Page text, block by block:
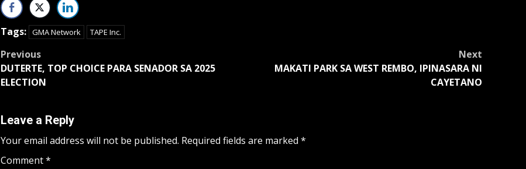
Tags: GMA Network TAPE Inc.
Post
navigation
Previous
DUTERTE, TOP CHOICE PARA SENADOR SA 2025
ELECTION
Next
MAKATI PARK SA WEST REMBO, IPINASARA NI
CAYETANO
Leave a Reply
Your email address will not be published. Required fields are marked *
Comment*